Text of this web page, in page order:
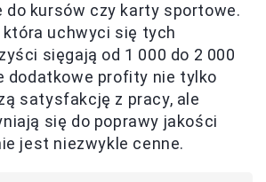
do kursów czy karty sportowe.
która uchwyci się tych
sięgają od 1 000 do 2 000
dodatkowe profity nie tylko
satysfakcję z pracy, ale
się do poprawy jakości
jest niezwykle cenne.